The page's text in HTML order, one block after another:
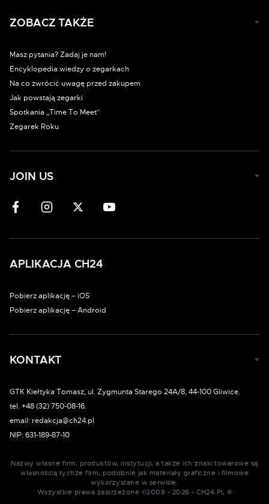
ZOBACZ TAKŻE
Masz pytania? Zadaj je nam!
Encyklopedia wiedzy o zegarkach
Na co zwrócić uwagę przed zakupem
Jak powstają zegarki
Spotkania „Time To Meet”
Zegarek Roku
JOIN US
APLIKACJA CH24
Pobierz aplikację – iOS
Pobierz aplikację – Android
KONTAKT
GTK Kiełtyka Tomasz, ul. Zygmunta Starego 24A/8, 44-100 Gliwice.
tel. +48 (32) 750-08-16.
email: redakcja@ch24.pl
NIP: 631-189-87-10
Nazwy własne firm, produktów, instytucji, a także ich znaki towarowe są
własnością tychże firm, podobnie jak materiały graficzne i filmowe
wykorzystane w serwisie.
Wszystkie prawa zastrzeżone ©2009 - 2026 - CH24.PL ®